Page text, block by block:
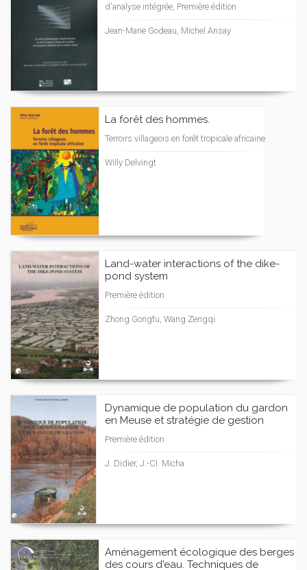
d'analyse intégrée, Première édition
Jean-Marie Godeau, Michel Ansay
La forêt des hommes.
Terroirs villageois en forêt tropicale africaine
Willy Delvingt
Land-water interactions of the dike-
pond system
Première édition
Zhong Gongfu, Wang Zengqi
Dynamique de population du gardon
en Meuse et stratégie de gestion
Première édition
J. Didier, J.-Cl. Micha
Aménagement écologique des berges
des cours d'eau. Techniques de